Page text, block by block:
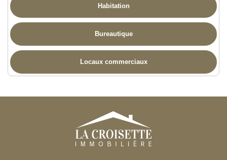
Habitation
Bureautique
Locaux commerciaux